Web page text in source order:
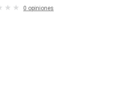
0 opiniones